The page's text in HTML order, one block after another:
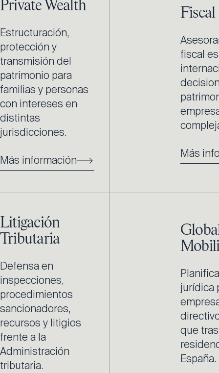
Private Wealth
Estructuración,
protección y
transmisión del
patrimonio para
familias y personas
con intereses en
distintas
jurisdicciones.
Más información
Fiscal
fiscal
Más
Litigación
Tributaria
Defensa en
inspecciones,
procedimientos
sancionadores,
recursos y litigios
frente a la
Administración
tributaria.
jurídica
que
España.